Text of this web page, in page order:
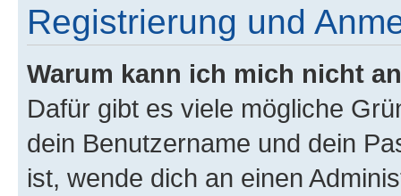
Registrierung und
Warum kann ich mich nicht
Dafür gibt es viele mögliche
dein Benutzername und dein
ist, wende dich an einen